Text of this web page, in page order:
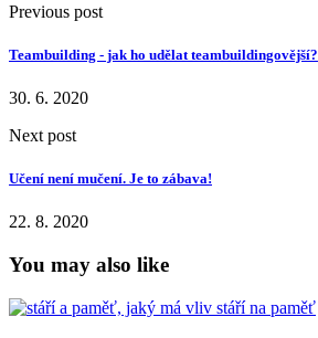
Previous post
Teambuilding - jak ho udělat teambuildingovější?
30. 6. 2020
Next post
Učení není mučení. Je to zábava!
22. 8. 2020
You may also like